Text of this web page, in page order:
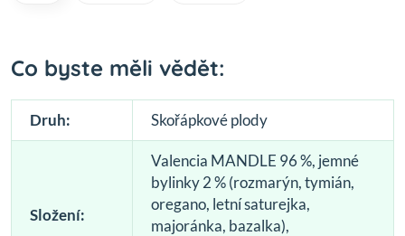
Co byste měli vědět:
Druh: Skořápkové plody
Složení:
Valencia MANDLE 96 %, jemné
bylinky 2 % (rozmarýn, tymián,
oregano, letní saturejka,
majoránka, bazalka),